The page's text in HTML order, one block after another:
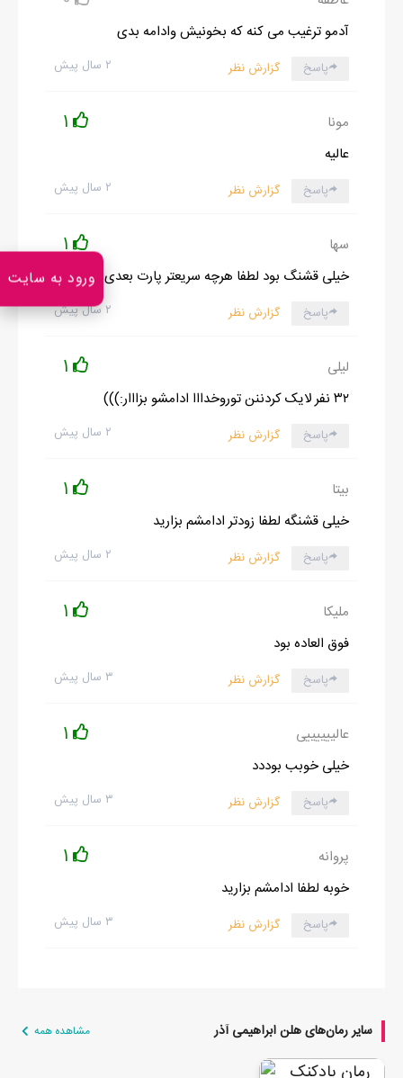
آدمو ترغیب می کنه که بخونیش وادامه بدی
۲ سال پیش پاسخ گزارش نظر
مونا 1
عالیه
۲ سال پیش پاسخ گزارش نظر
سها 1
خیلی قشنگ بود لطفا هرچه سریعتر پارت بعدی رو بزارید
۲ سال پیش پاسخ گزارش نظر
لیلی 1
۳۲ نفر لایک کردننن توروخدااا ادامشو بزااار:)))
۲ سال پیش پاسخ گزارش نظر
بیتا 1
خیلی قشنگه لطفا زودتر ادامشم بزارید
۲ سال پیش پاسخ گزارش نظر
ملیکا 1
فوق العاده بود
۳ سال پیش پاسخ گزارش نظر
عالییییییی 1
خیلی خوبب بوددد
۳ سال پیش پاسخ گزارش نظر
پروانه 1
خوبه لطفا ادامشم بزارید
۳ سال پیش پاسخ گزارش نظر
سایر رمان‌های هلن ابراهیمی آذر مشاهده همه
ورود به سایت